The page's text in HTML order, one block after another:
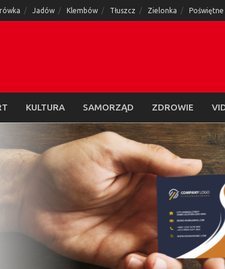
Jadów Klembów Tłuszcz Zielonka Poświętne
KULTURA SAMORZĄD ZDROWIE